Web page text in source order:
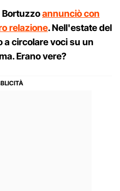
Bortuzzoannunciò con
relazione. Nell'estate del
circolare voci su un
Erano vere?